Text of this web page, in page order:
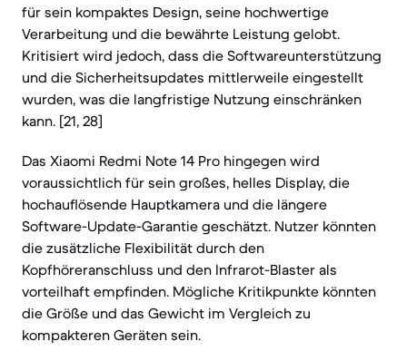
für sein kompaktes Design, seine hochwertige
Verarbeitung und die bewährte Leistung gelobt.
Kritisiert wird jedoch, dass die Softwareunterstützung
und die Sicherheitsupdates mittlerweile eingestellt
wurden, was die langfristige Nutzung einschränken
kann. [21, 28]
Das Xiaomi Redmi Note 14 Pro hingegen wird
voraussichtlich für sein großes, helles Display, die
hochauflösende Hauptkamera und die längere
Software-Update-Garantie geschätzt. Nutzer könnten
die zusätzliche Flexibilität durch den
Kopfhöreranschluss und den Infrarot-Blaster als
vorteilhaft empfinden. Mögliche Kritikpunkte könnten
die Größe und das Gewicht im Vergleich zu
kompakteren Geräten sein.